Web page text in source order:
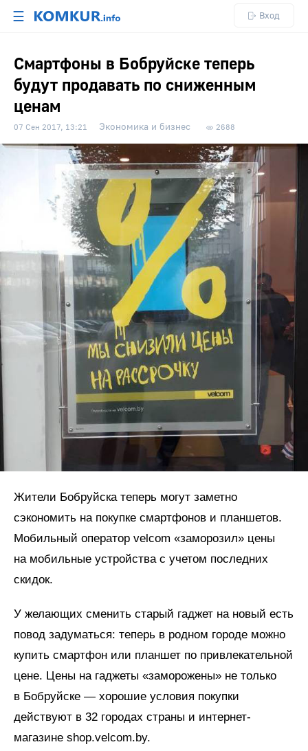
☰ Вход
Смартфоны в Бобруйске теперь
будут продавать по сниженным
ценам
07 Сен 2017, 13:21 Экономика и бизнес 2688
Жители Бобруйска теперь могут заметно
сэкономить на покупке смартфонов и планшетов.
Мобильный оператор velcom «заморозил» цены
на мобильные устройства с учетом последних
скидок.
У желающих сменить старый гаджет на новый есть
повод задуматься: теперь в родном городе можно
купить смартфон или планшет по привлекательной
цене. Цены на гаджеты «заморожены» не только
в Бобруйске — хорошие условия покупки
действуют в 32 городах страны и интернет-
магазине shop.velcom.by.